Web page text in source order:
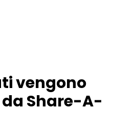
vengono
Share-A-